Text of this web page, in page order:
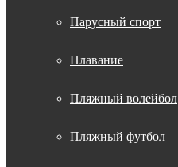
Парусный спорт
Плавание
Пляжный волейбол
Пляжный футбол